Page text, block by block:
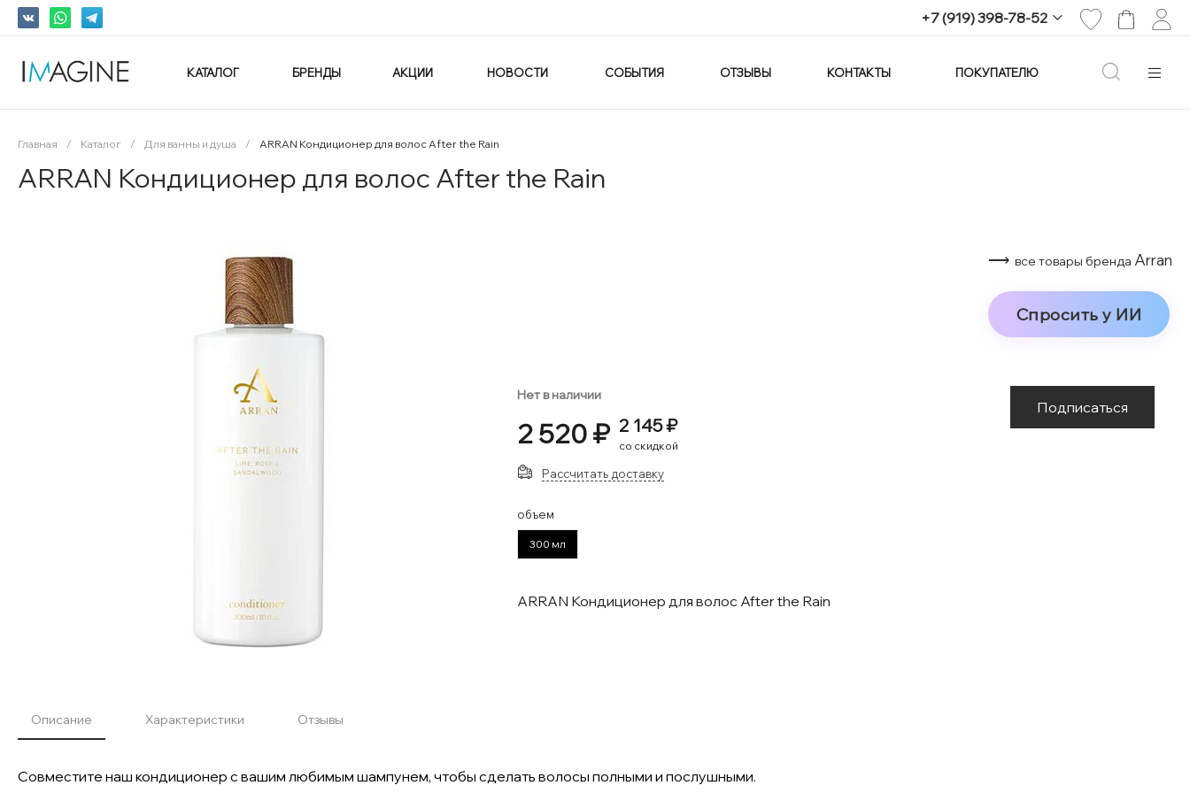
+7 (919) 398-78-52
+7 (919) 398-78-52
КАТАЛОГ БРЕНДЫ АКЦИИ НОВОСТИ СОБЫТИЯ ОТЗЫВЫ КОНТАКТЫ ПОКУПАТЕЛЮ
Главная / Каталог / Для ванны и душа / ARRAN Кондиционер для волос After the Rain
ARRAN Кондиционер для волос After the Rain
⟶ все товары бренда Arran
Спросить у ИИ
Нет в наличии
2 520 ₽ 2 145 ₽
со скидкой
Подписаться
Рассчитать доставку
объем
300 мл
ARRAN Кондиционер для волос After the Rain
Описание Характеристики Отзывы
Совместите наш кондиционер с вашим любимым шампунем, чтобы сделать волосы полными и послушными.